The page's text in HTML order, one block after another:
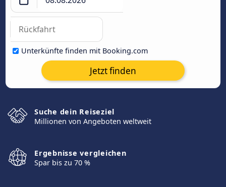
Unterkünfte finden mit Booking.com
Jetzt finden
Suche dein Reiseziel
Millionen von Angeboten weltweit
Ergebnisse vergleichen
Spar bis zu 70 %